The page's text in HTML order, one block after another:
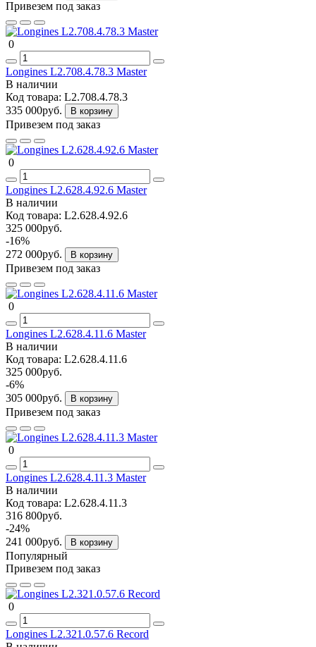
Привезем под заказ
0
Longines L2.708.4.78.3 Master
В наличии
Код товара: L2.708.4.78.3
335 000руб.
В корзину
Привезем под заказ
0
Longines L2.628.4.92.6 Master
В наличии
Код товара: L2.628.4.92.6
325 000руб.
-16%
272 000руб.
В корзину
Привезем под заказ
0
Longines L2.628.4.11.6 Master
В наличии
Код товара: L2.628.4.11.6
325 000руб.
-6%
305 000руб.
В корзину
Привезем под заказ
0
Longines L2.628.4.11.3 Master
В наличии
Код товара: L2.628.4.11.3
316 800руб.
-24%
241 000руб.
В корзину
Популярный
Привезем под заказ
0
Longines L2.321.0.57.6 Record